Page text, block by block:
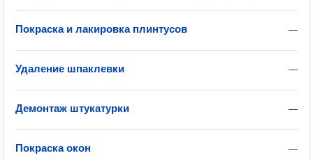
—
Покраска и лакировка плинтусов
—
Удаление шпаклевки
—
Демонтаж штукатурки
—
Покраска окон